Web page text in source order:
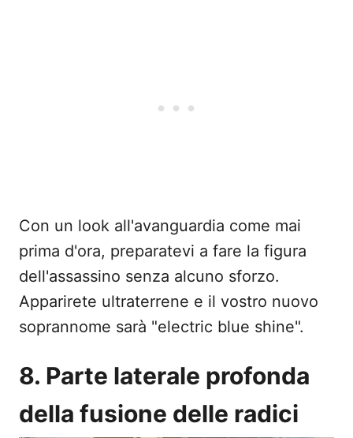
Con un look all'avanguardia come mai
prima d'ora, preparatevi a fare la figura
dell'assassino senza alcuno sforzo.
Apparirete ultraterrene e il vostro nuovo
soprannome sarà "electric blue shine".
8. Parte laterale profonda
della fusione delle radici